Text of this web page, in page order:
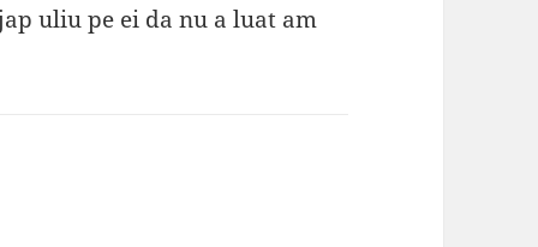
uliu pe ei da nu a luat am